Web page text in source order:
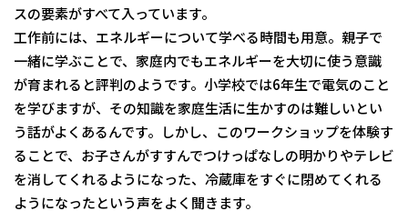
スの要素がすべて入っています。
工作前には、エネルギーについて学べる時間も用意。親子で
一緒に学ぶことで、家庭内でもエネルギーを大切に使う意識
が育まれると評判のようです。小学校では6年生で電気のこと
を学びますが、その知識を家庭生活に生かすのは難しいとい
う話がよくあるんです。しかし、このワークショップを体験す
ることで、お子さんがすすんでつけっぱなしの明かりやテレビ
を消してくれるようになった、冷蔵庫をすぐに閉めてくれる
ようになったという声をよく聞きます。